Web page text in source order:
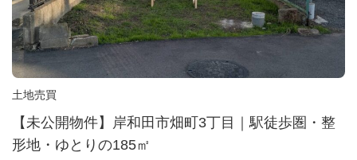
土地売買
【未公開物件】岸和田市畑町3丁目｜駅徒歩圏・整
形地・ゆとりの185㎡